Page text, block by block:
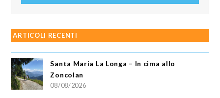
ARTICOLI RECENTI
Santa Maria La Longa – In cima allo
Zoncolan
08/08/2026